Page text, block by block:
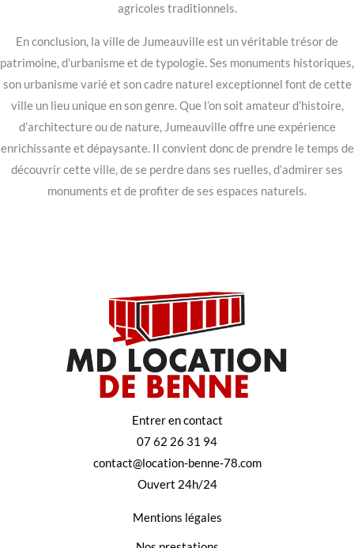
agricoles traditionnels.
En conclusion, la ville de Jumeauville est un véritable trésor de
patrimoine, d’urbanisme et de typologie. Ses monuments historiques,
son urbanisme varié et son cadre naturel exceptionnel font de cette
ville un lieu unique en son genre. Que l’on soit amateur d’histoire,
d’architecture ou de nature, Jumeauville offre une expérience
enrichissante et dépaysante. Il convient donc de prendre le temps de
découvrir cette ville, de se perdre dans ses ruelles, d’admirer ses
monuments et de profiter de ses espaces naturels.
Entrer en contact
07 62 26 31 94
contact@location-benne-78.com
Ouvert 24h/24
Mentions légales